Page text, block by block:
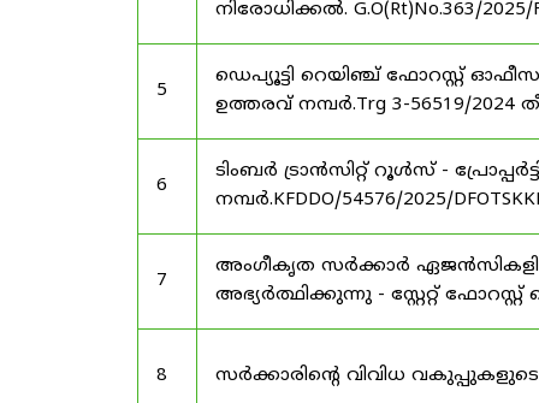
നിരോധിക്കൽ. G.O(Rt)No.363/2025/
5
ഡെപ്യൂട്ടി റെയിഞ്ച് ഫോറസ്റ്റ്
ഉത്തരവ് നമ്പർ.Trg 3-56519/2024
6
ടിംബർ ട്രാൻസിറ്റ് റൂൾസ് -
നമ്പർ.KFDDO/54576/2025/
7
അംഗീകൃത സർക്കാർ
അഭ്യർത്ഥിക്കുന്നു - സ്റ്റേറ്റ് ഫോറസ്റ്റ്
8 സർക്കാരിന്റെ വിവിധ